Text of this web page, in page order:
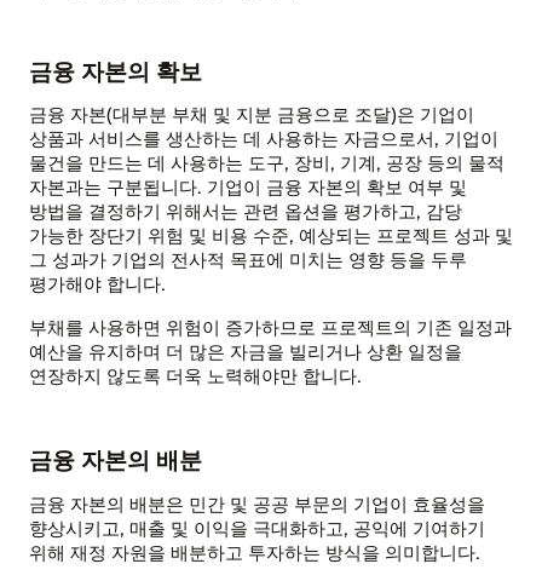
금융 자본의 확보
금융 자본(대부분 부채 및 지분 금융으로 조달)은 기업이
상품과 서비스를 생산하는 데 사용하는 자금으로서, 기업이
물건을 만드는 데 사용하는 도구, 장비, 기계, 공장 등의 물적
자본과는 구분됩니다. 기업이 금융 자본의 확보 여부 및
방법을 결정하기 위해서는 관련 옵션을 평가하고, 감당
가능한 장단기 위험 및 비용 수준, 예상되는 프로젝트 성과 및
그 성과가 기업의 전사적 목표에 미치는 영향 등을 두루
평가해야 합니다.
부채를 사용하면 위험이 증가하므로 프로젝트의 기존 일정과
예산을 유지하며 더 많은 자금을 빌리거나 상환 일정을
연장하지 않도록 더욱 노력해야만 합니다.
금융 자본의 배분
금융 자본의 배분은 민간 및 공공 부문의 기업이 효율성을
향상시키고, 매출 및 이익을 극대화하고, 공익에 기여하기
위해 재정 자원을 배분하고 투자하는 방식을 의미합니다.